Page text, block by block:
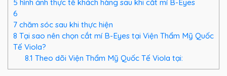
5 hình ảnh thực tế khách hàng sau khi cắt mí B-Eyes
6
7 chăm sóc sau khi thực hiện
8 Tại sao nên chọn cắt mí B-Eyes tại Viện Thẩm Mỹ Quốc
Tế Viola?
8.1 Theo dõi Viện Thẩm Mỹ Quốc Tế Viola tại: